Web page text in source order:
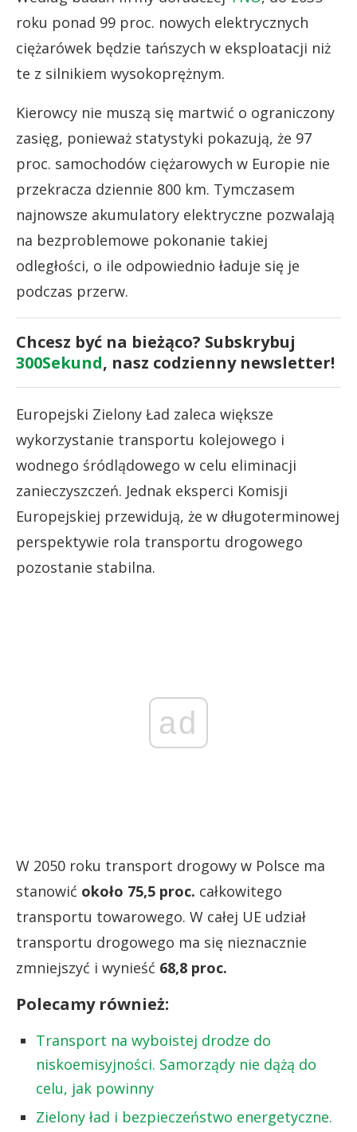
roku ponad 99 proc. nowych elektrycznych
ciężarówek będzie tańszych w eksploatacji niż
te z silnikiem wysokoprężnym.
Kierowcy nie muszą się martwić o ograniczony
zasięg, ponieważ statystyki pokazują, że 97
proc. samochodów ciężarowych w Europie nie
przekracza dziennie 800 km. Tymczasem
najnowsze akumulatory elektryczne pozwalają
na bezproblemowe pokonanie takiej
odległości, o ile odpowiednio ładuje się je
podczas przerw.
Chcesz być na bieżąco? Subskrybuj
300Sekund, nasz codzienny newsletter!
Europejski Zielony Ład zaleca większe
wykorzystanie transportu kolejowego i
wodnego śródlądowego w celu eliminacji
zanieczyszczeń. Jednak eksperci Komisji
Europejskiej przewidują, że w długoterminowej
perspektywie rola transportu drogowego
pozostanie stabilna.
ad
W 2050 roku transport drogowy w Polsce ma
stanowić około 75,5 proc. całkowitego
transportu towarowego. W całej UE udział
transportu drogowego ma się nieznacznie
zmniejszyć i wynieść 68,8 proc.
Polecamy również:
Transport na wyboistej drodze do
niskoemisyjności. Samorządy nie dążą do
celu, jak powinny
Zielony ład i bezpieczeństwo energetyczne.